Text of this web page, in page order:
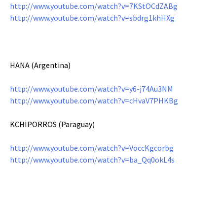
http://www.youtube.com/watch?v=7KStOCdZABg
http://www.youtube.com/watch?v=sbdrg1khHXg
HANA (Argentina)
http://www.youtube.com/watch?v=y6-j74Au3NM
http://www.youtube.com/watch?v=cHvaV7PHKBg
KCHIPORROS (Paraguay)
http://www.youtube.com/watch?v=VoccKgcorbg
http://www.youtube.com/watch?v=ba_Qq0okL4s